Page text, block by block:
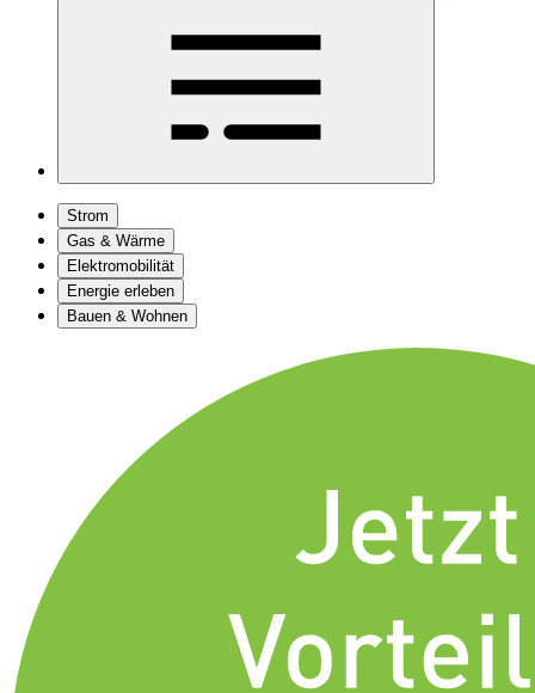
Strom
Gas & Wärme
Elektromobilität
Energie erleben
Bauen & Wohnen